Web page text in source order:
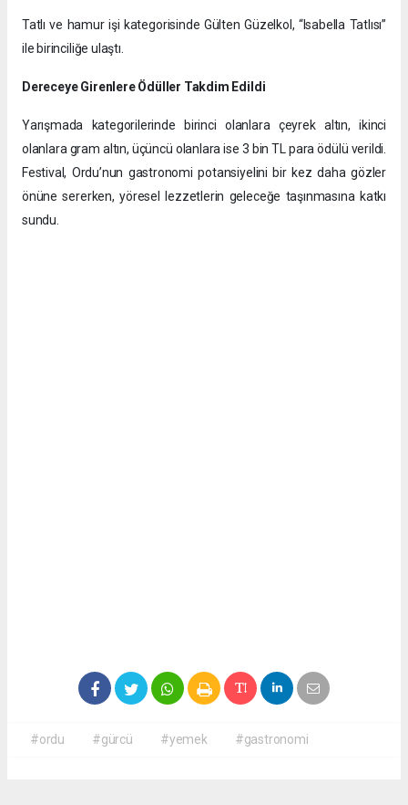
Tatlı ve hamur işi kategorisinde Gülten Güzelkol, “Isabella Tatlısı”
ile birinciliğe ulaştı.
Dereceye Girenlere Ödüller Takdim Edildi
Yarışmada kategorilerinde birinci olanlara çeyrek altın, ikinci
olanlara gram altın, üçüncü olanlara ise 3 bin TL para ödülü verildi.
Festival, Ordu’nun gastronomi potansiyelini bir kez daha gözler
önüne sererken, yöresel lezzetlerin geleceğe taşınmasına katkı
sundu.
#ordu #gürcü #yemek #gastronomi